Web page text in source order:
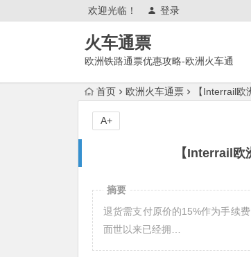
欢迎光临！ 登录
火车通票
欧洲铁路通票优惠攻略-欧洲火车通
首页 欧洲火车通票 【Interrail
【Interrail欧
A+
摘要
退货需支付原价的15%作为手续
面世以来已经拥…